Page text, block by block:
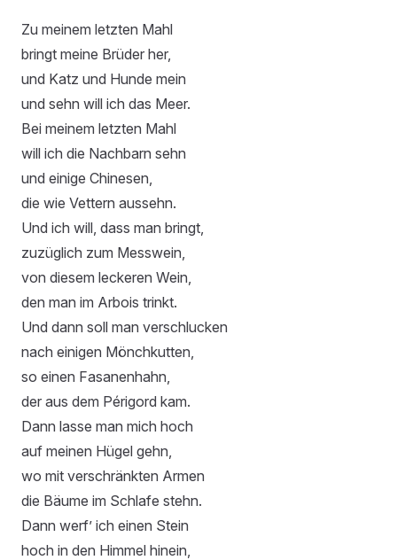
Zu meinem letzten Mahl
bringt meine Brüder her,
und Katz und Hunde mein
und sehn will ich das Meer.
Bei meinem letzten Mahl
will ich die Nachbarn sehn
und einige Chinesen,
die wie Vettern aussehn.
Und ich will, dass man bringt,
zuzüglich zum Messwein,
von diesem leckeren Wein,
den man im Arbois trinkt.
Und dann soll man verschlucken
nach einigen Mönchkutten,
so einen Fasanenhahn,
der aus dem Périgord kam.
Dann lasse man mich hoch
auf meinen Hügel gehn,
wo mit verschränkten Armen
die Bäume im Schlafe stehn.
Dann werf’ ich einen Stein
hoch in den Himmel hinein,